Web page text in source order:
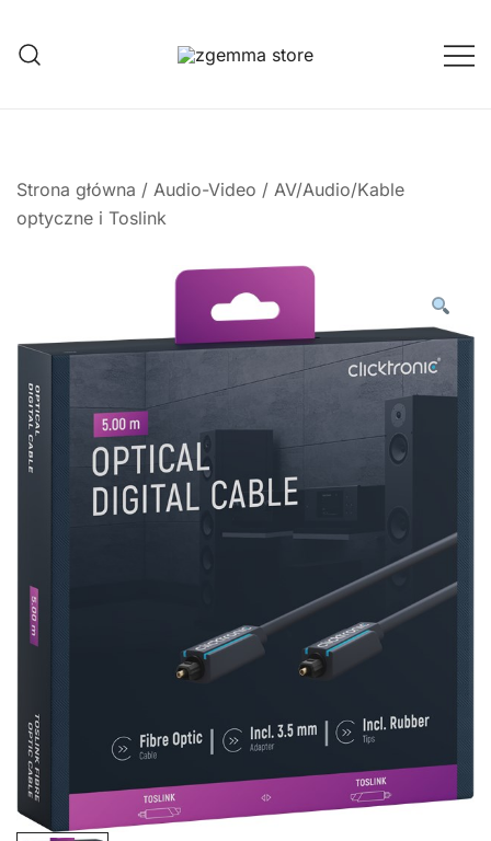
treści
Strona główna / Audio-Video / AV/Audio/Kable
optyczne i Toslink